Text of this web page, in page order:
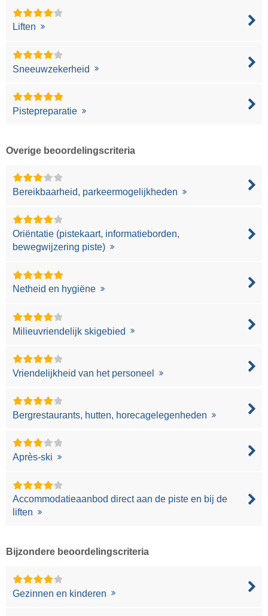
Liften
Sneeuwzekerheid
Pistepreparatie
Overige beoordelingscriteria
Bereikbaarheid, parkeermogelijkheden
Oriëntatie (pistekaart, informatieborden,
bewegwijzering piste)
Netheid en hygiëne
Milieuvriendelijk skigebied
Vriendelijkheid van het personeel
Bergrestaurants, hutten, horecagelegenheden
Après-ski
Accommodatieaanbod direct aan de piste en bij de
liften
Bijzondere beoordelingscriteria
Gezinnen en kinderen